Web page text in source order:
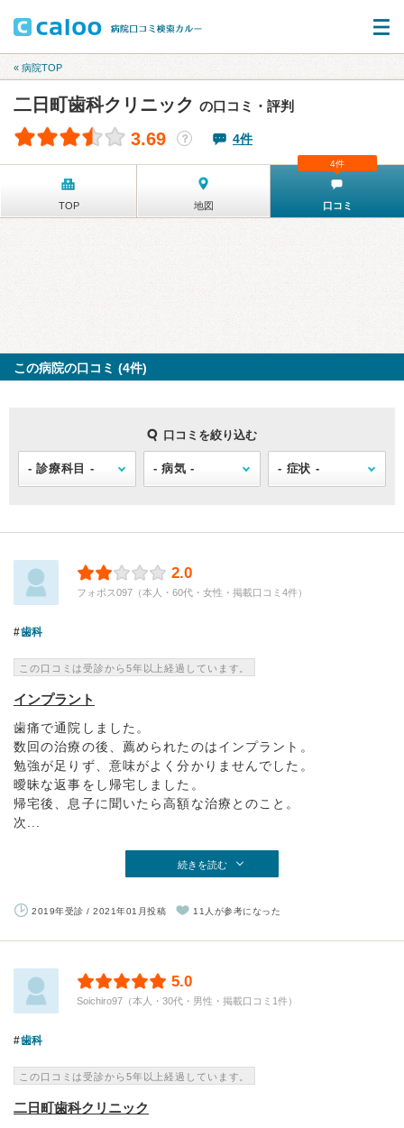
« 病院TOP
二日町歯科クリニック の口コミ・評判
3.69 ？ 4件
TOP 地図 口コミ
4件
この病院の口コミ (4件)
口コミを絞り込む
2.0
フォボス097（本人・60代・女性・掲載口コミ4件）
歯科
この口コミは受診から5年以上経過しています。
インプラント
歯痛で通院しました。
数回の治療の後、薦められたのはインプラント。
勉強が足りず、意味がよく分かりませんでした。
曖昧な返事をし帰宅しました。
帰宅後、息子に聞いたら高額な治療とのこと。
次...
続きを読む
2019年受診 / 2021年01月投稿 11人が参考になった
5.0
Soichiro97（本人・30代・男性・掲載口コミ1件）
歯科
この口コミは受診から5年以上経過しています。
二日町歯科クリニック